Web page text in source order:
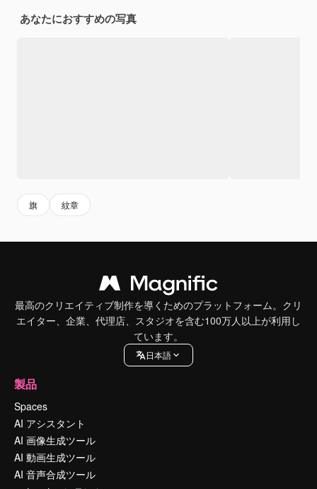
あなたにおすすめの写真
旗 紋章
最高のクリエイティブ制作を導くためのプラットフォーム。クリ
エイター、企業、代理店、スタジオを含む100万人以上が利用し
ています。
日本語
製品
Spaces
AI アシスタント
AI 画像生成ツール
AI 動画生成ツール
AI 音声合成ツール